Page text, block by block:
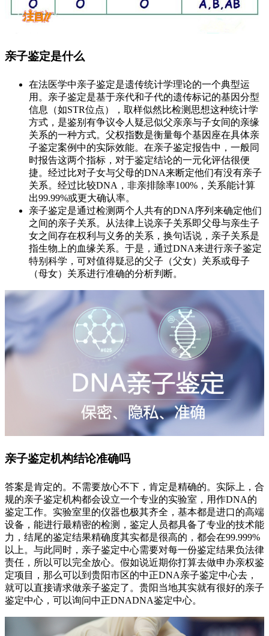
亲子鉴定是什么
在法医学中亲子鉴定是遗传统计学理论的一个典型运
用。亲子鉴定是基于亲代和子代的遗传标记的基因分型
信息（如STR位点），取样似然比检测思想这种统计学
方式，是鉴别有争议令人疑忌似父亲亲与子女间的亲缘
关系的一种方式。父权指数是衡量每个基因座在具体亲
子鉴定案例中的实际效能。在亲子鉴定报告中，一般同
时报告这两个指标，对于鉴定结论的一元化评估很便
捷。经过比对子女与父母的DNA来断定他们有没有亲子
关系。经过比较DNA，非亲排除率100%，关系能计算
出99.99%或更大确认率。
亲子鉴定是通过检测两个人共有的DNA序列来确定他们
之间的亲子关系。从法律上说亲子关系即父母与亲生子
女之间存在权利与义务的关系，换句话说，亲子关系是
指生物上的血缘关系。于是，通过DNA来进行亲子鉴定
特别科学，可对值得疑忌的父子（父女）关系或母子
（母女）关系进行准确的分析判断。
亲子鉴定机构结论准确吗
答案是肯定的。不需要放心不下，肯定是精确的。实际上，合
规的亲子鉴定机构都会设立一个专业的实验室，用作DNA的
鉴定工作。实验室里的仪器也极其齐全，基本都是进口的高端
设备，能进行最精密的检测，鉴定人员都具备了专业的技术能
力，结尾的鉴定结果精确度其实都是很高的，都会在99.999%
以上。与此同时，亲子鉴定中心需要对每一份鉴定结果负法律
责任，所以可以完全放心。假如说近期你打算去做申办亲权鉴
定项目，那么可以到贵阳市区的中正DNA亲子鉴定中心去，
就可以直接请求做亲子鉴定了。贵阳当地其实就有很好的亲子
鉴定中心，可以询问中正DNADNA鉴定中心。